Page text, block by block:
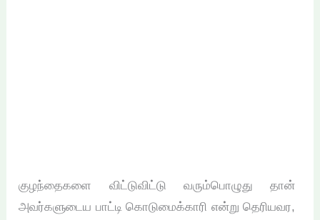
குழந்தைகளை விட்டுவிட்டு வரும்பொழுது தான்
அவர்களுடைய பாட்டி கொடுமைக்காரி என்று தெரியவர,